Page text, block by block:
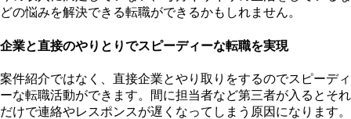
どの悩みを解決できる転職ができるかもしれません。
企業と直接のやりとりでスピーディーな転職を実現
案件紹介ではなく、直接企業とやり取りをするのでスピーディ
ーな転職活動ができます。間に担当者など第三者が入るとそれ
だけで連絡やレスポンスが遅くなってしまう原因になります。